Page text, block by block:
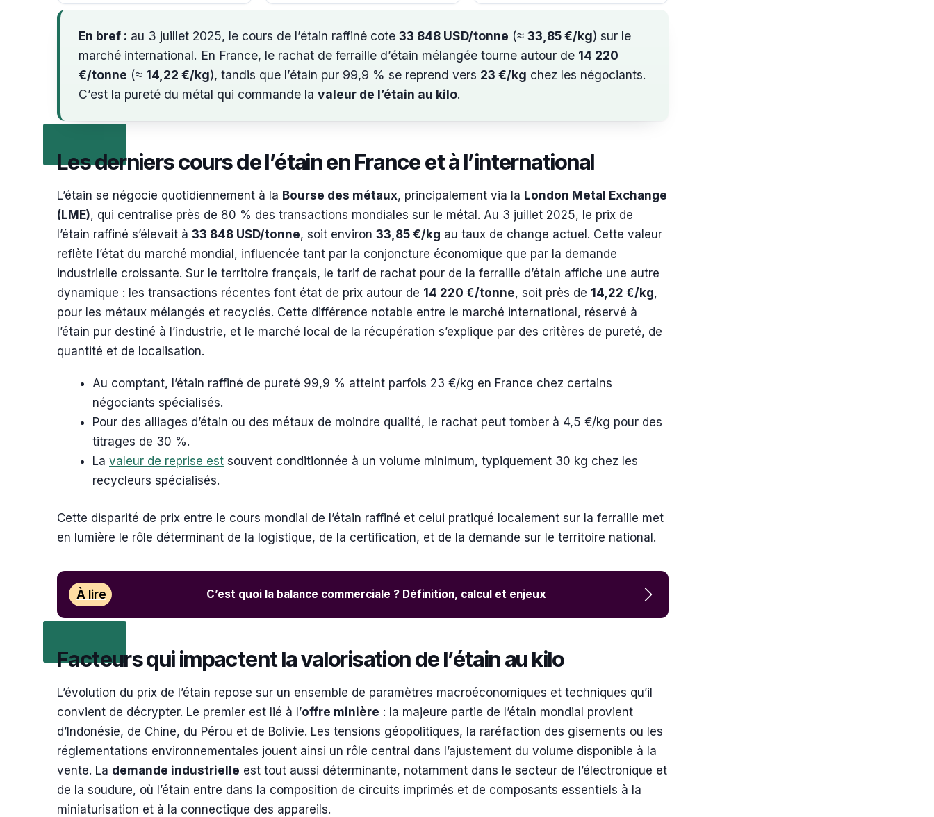
En bref : au 3 juillet 2025, le cours de l’étain raffiné cote 33 848 USD/tonne (≈ 33,85 €/kg) sur le
marché international. En France, le rachat de ferraille d’étain mélangée tourne autour de 14 220
€/tonne (≈ 14,22 €/kg), tandis que l’étain pur 99,9 % se reprend vers 23 €/kg chez les négociants.
C’est la pureté du métal qui commande la valeur de l’étain au kilo.
Les derniers cours de l’étain en France et à l’international
L’étain se négocie quotidiennement à la Bourse des métaux, principalement via la London Metal Exchange
(LME), qui centralise près de 80 % des transactions mondiales sur le métal. Au 3 juillet 2025, le prix de
l’étain raffiné s’élevait à 33 848 USD/tonne, soit environ 33,85 €/kg au taux de change actuel. Cette valeur
reflète l’état du marché mondial, influencée tant par la conjoncture économique que par la demande
industrielle croissante. Sur le territoire français, le tarif de rachat pour de la ferraille d’étain affiche une autre
dynamique : les transactions récentes font état de prix autour de 14 220 €/tonne, soit près de 14,22 €/kg,
pour les métaux mélangés et recyclés. Cette différence notable entre le marché international, réservé à
l’étain pur destiné à l’industrie, et le marché local de la récupération s’explique par des critères de pureté, de
quantité et de localisation.
Au comptant, l’étain raffiné de pureté 99,9 % atteint parfois 23 €/kg en France chez certains
négociants spécialisés.
Pour des alliages d’étain ou des métaux de moindre qualité, le rachat peut tomber à 4,5 €/kg pour des
titrages de 30 %.
La valeur de reprise est souvent conditionnée à un volume minimum, typiquement 30 kg chez les
recycleurs spécialisés.
Cette disparité de prix entre le cours mondial de l’étain raffiné et celui pratiqué localement sur la ferraille met
en lumière le rôle déterminant de la logistique, de la certification, et de la demande sur le territoire national.
À lire C’est quoi la balance commerciale ? Définition, calcul et enjeux
Facteurs qui impactent la valorisation de l’étain au kilo
L’évolution du prix de l’étain repose sur un ensemble de paramètres macroéconomiques et techniques qu’il
convient de décrypter. Le premier est lié à l’offre minière : la majeure partie de l’étain mondial provient
d’Indonésie, de Chine, du Pérou et de Bolivie. Les tensions géopolitiques, la raréfaction des gisements ou les
réglementations environnementales jouent ainsi un rôle central dans l’ajustement du volume disponible à la
vente. La demande industrielle est tout aussi déterminante, notamment dans le secteur de l’électronique et
de la soudure, où l’étain entre dans la composition de circuits imprimés et de composants essentiels à la
miniaturisation et à la connectique des appareils.